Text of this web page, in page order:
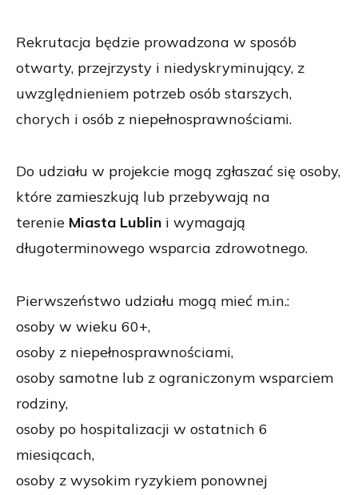
Rekrutacja będzie prowadzona w sposób
otwarty, przejrzysty i niedyskryminujący, z
uwzględnieniem potrzeb osób starszych,
chorych i osób z niepełnosprawnościami.
Do udziału w projekcie mogą zgłaszać się osoby,
które zamieszkują lub przebywają na
terenie Miasta Lublin i wymagają
długoterminowego wsparcia zdrowotnego.
Pierwszeństwo udziału mogą mieć m.in.:
osoby w wieku 60+,
osoby z niepełnosprawnościami,
osoby samotne lub z ograniczonym wsparciem
rodziny,
osoby po hospitalizacji w ostatnich 6
miesiącach,
osoby z wysokim ryzykiem ponownej